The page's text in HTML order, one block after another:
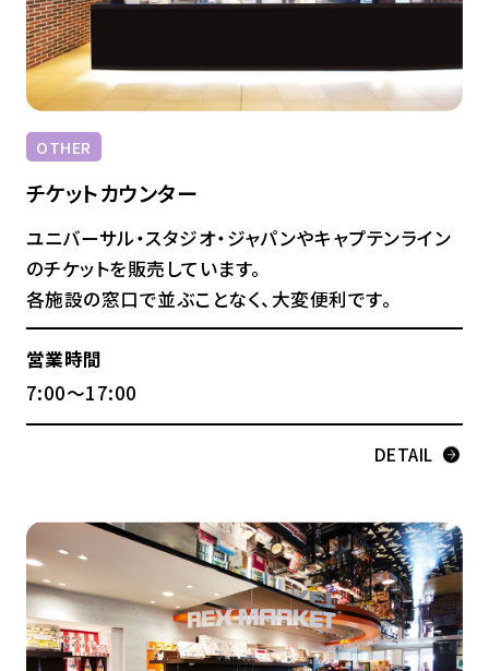
OTHER
チケットカウンター
ユニバーサル・スタジオ・ジャパンやキャプテンライン
のチケットを販売しています。
各施設の窓口で並ぶことなく、大変便利です。
営業時間
7:00～17:00
DETAIL